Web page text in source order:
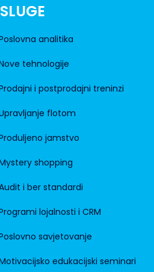
analitika
tehnologije
i postprodajni treninzi
flotom
jamstvo
shopping
i ber standardi
lojalnosti i CRM
savjetovanje
edukacijski seminari